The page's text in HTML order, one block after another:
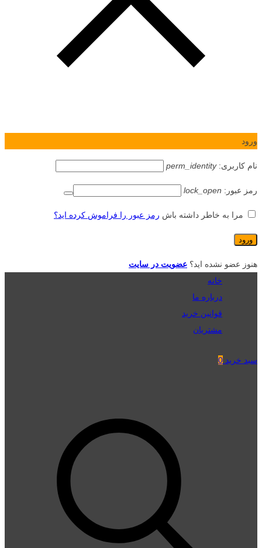
ورود
نام کاربری:perm_identity
رمز عبور: lock_open
مرا به خاطر داشته باش رمز عبور را فراموش کرده اید؟
هنوز عضو نشده اید؟ عضویت در سایت
خانه
درباره ما
قوانین خرید
مشتریان
سبد خرید 0